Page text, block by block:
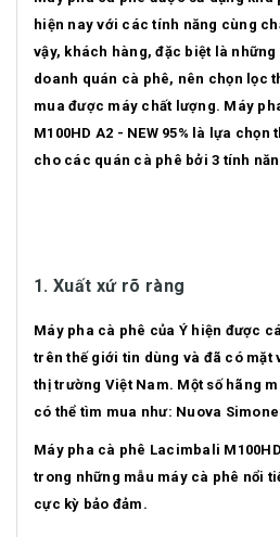
hiện nay với các tính năng cùng
vậy, khách hàng, đặc biệt là
doanh quán cà phê, nên chọn lọc
mua được máy chất lượng. Máy
M100HD A2 - NEW 95% là lựa
cho các quán cà phê bởi 3 tính
1. Xuất xứ rõ ràng
Máy pha cà phê của Ý hiện được
trên thế giới tin dùng và đã có mặt
thị trường Việt Nam. Một số hãng
có thể tìm mua như: Nuova
Máy pha cà phê Lacimbali
trong những mẫu máy cà phê nổi
cực kỳ bảo đảm.